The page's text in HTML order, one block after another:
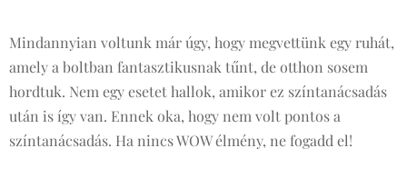
Mindannyian voltunk már úgy, hogy megvettünk egy ruhát,
amely a boltban fantasztikusnak tűnt, de otthon sosem
hordtuk. Nem egy esetet hallok, amikor ez színtanácsadás
után is így van. Ennek oka, hogy nem volt pontos a
színtanácsadás. Ha nincs WOW élmény, ne fogadd el!